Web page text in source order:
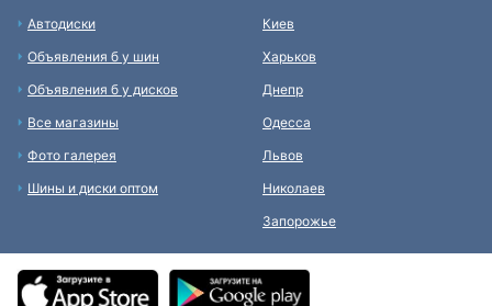
Автодиски
Объявления б у шин
Объявления б у дисков
Все магазины
Фото галерея
Шины и диски оптом
Киев
Харьков
Днепр
Одесса
Львов
Николаев
Запорожье